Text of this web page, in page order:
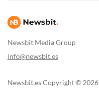
Newsbit Media Group
info@newsbit.es
Newsbit.es Copyright © 2026